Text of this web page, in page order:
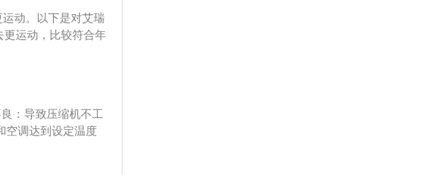
仪表，亦可按需要
动。以下是对艾瑞
运动，比较符合年
了8mm，块头更
像，发动机电子防
：导致压缩机不工
空调达到设定温度
机风扇坏表现为